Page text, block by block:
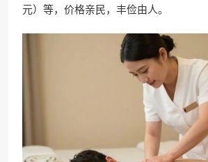
元）等，价格亲民，丰俭由人。